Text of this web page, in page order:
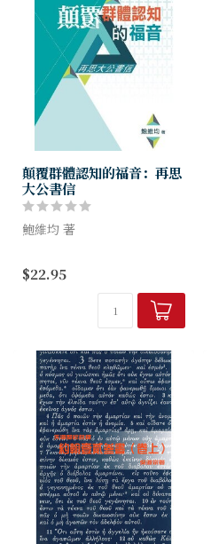
顛覆群體認知的福音：再思
大公書信
鮑維均 著
芒掩蓋，備受忽略，但其實這
組書信主要由教會的「柱石」
雅各、彼得和約翰（加2:9）
寫成，從早期基督教的不同信
$22.95